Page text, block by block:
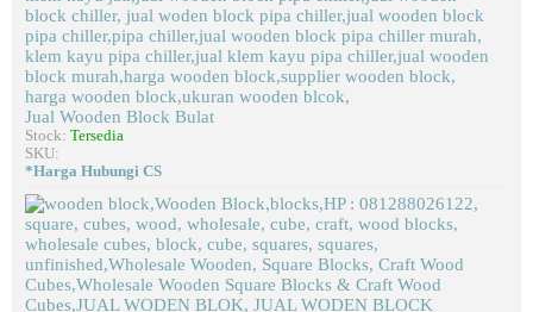
Jual Wooden Block Bulat
Stock: Tersedia
SKU:
*Harga Hubungi CS